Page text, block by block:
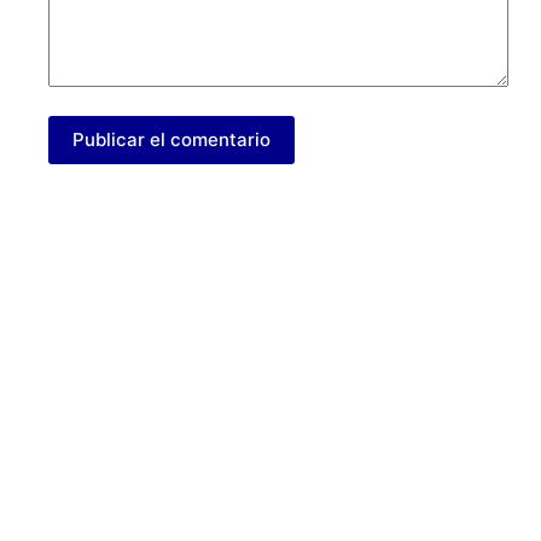
Publicar el comentario